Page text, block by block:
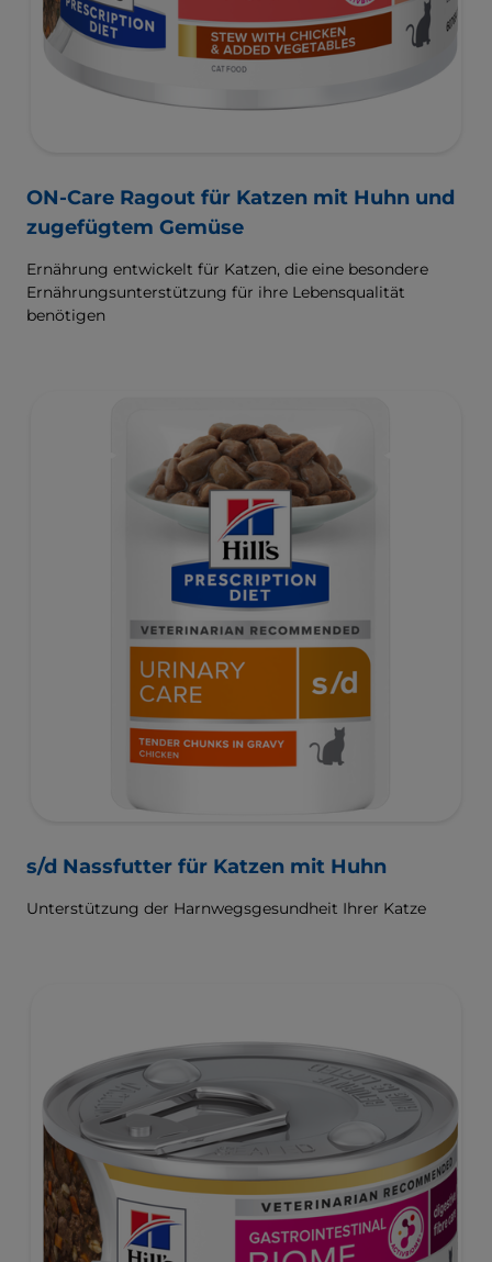
ON-Care Ragout für Katzen mit Huhn und
zugefügtem Gemüse
Ernährung entwickelt für Katzen, die eine besondere
Ernährungsunterstützung für ihre Lebensqualität
benötigen
s/d Nassfutter für Katzen mit Huhn
Unterstützung der Harnwegsgesundheit Ihrer Katze